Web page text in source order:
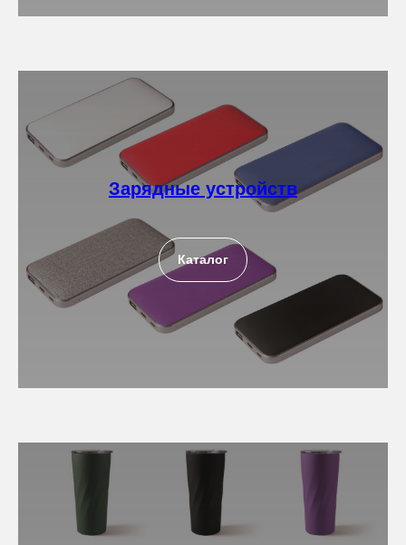
Зарядные устройств
Каталог